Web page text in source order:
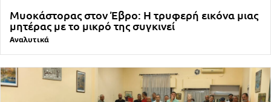
Μυοκάστορας στον Έβρο: Η τρυφερή εικόνα μιας
μητέρας με το μικρό της συγκινεί
Αναλυτικά